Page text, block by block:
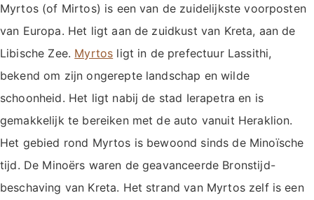
Myrtos (of Mirtos) is een van de zuidelijkste voorposten
van Europa. Het ligt aan de zuidkust van Kreta, aan de
Libische Zee. Myrtos ligt in de prefectuur Lassithi,
bekend om zijn ongerepte landschap en wilde
schoonheid. Het ligt nabij de stad Ierapetra en is
gemakkelijk te bereiken met de auto vanuit Heraklion.
Het gebied rond Myrtos is bewoond sinds de Minoïsche
tijd. De Minoërs waren de geavanceerde Bronstijd-
beschaving van Kreta. Het strand van Myrtos zelf is een